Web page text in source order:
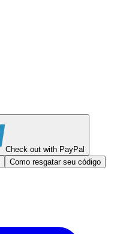
Check out with PayPal
Como resgatar seu código